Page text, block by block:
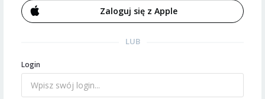
Zaloguj się z Apple
LUB
Login